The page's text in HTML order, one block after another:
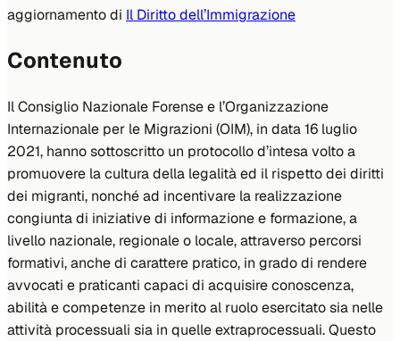
aggiornamento di Il Diritto dell’Immigrazione
Contenuto
Il Consiglio Nazionale Forense e l’Organizzazione
Internazionale per le Migrazioni (OIM), in data 16 luglio
2021, hanno sottoscritto un protocollo d’intesa volto a
promuovere la cultura della legalità ed il rispetto dei diritti
dei migranti, nonché ad incentivare la realizzazione
congiunta di iniziative di informazione e formazione, a
livello nazionale, regionale o locale, attraverso percorsi
formativi, anche di carattere pratico, in grado di rendere
avvocati e praticanti capaci di acquisire conoscenza,
abilità e competenze in merito al ruolo esercitato sia nelle
attività processuali sia in quelle extraprocessuali. Questo